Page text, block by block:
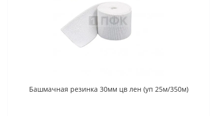
Башмачная резинка 30мм цв лен (уп 25м/350м)